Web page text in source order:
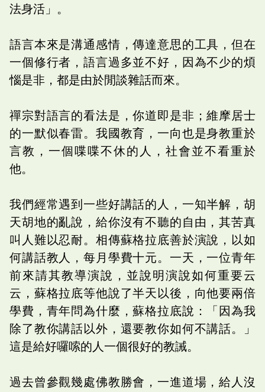
法身活」。
語言本來是溝通感情，傳達意思的工具，但在
一個修行者，語言過多並不好，因為不少的煩
惱是非，都是由於閒談雜話而來。
禪宗對語言的看法是，你道即是非；維摩居士
的一默似春雷。我國教育，一向也是身教重於
言教，一個喋喋不休的人，社會並不看重於
他。
我們經常遇到一些好講話的人，一知半解，胡
天胡地的亂說，給你沒有不聽的自由，其苦真
叫人難以忍耐。相傳蘇格拉底善於演說，以如
何講話教人，每月學費十元。一天，一位青年
前來請其教導演說，並說明演說如何重要云
云，蘇格拉底等他說了半天以後，向他要兩倍
學費，青年問為什麼，蘇格拉底說：「因為我
除了教你講話以外，還要教你如何不講話。」
這是給好囉嗦的人一個很好的教誡。
過去曾參觀幾處佛教勝會，一進道場，給人沒